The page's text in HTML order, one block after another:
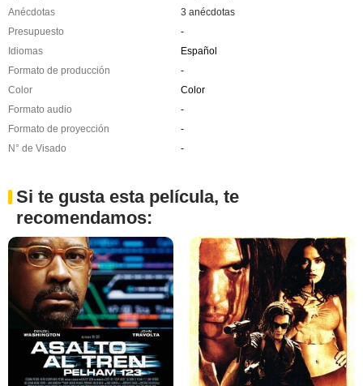
Anécdotas
3 anécdotas
Presupuesto
-
Idiomas
Español
Formato de producción
-
Color
Color
Formato audio
-
Formato de proyección
-
N° de Visado
-
Si te gusta esta película, te
recomendamos: